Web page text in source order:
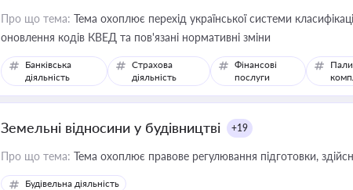
Про що тема: Тема охоплює перехід української системи
оновлення кодів КВЕД та пов'язані нормативні зміни
Банківська
діяльність
Страхова
діяльність
Фінансові
послуги
Земельні відносини у будівництві +19
Про що тема: Тема охоплює правове регулювання підготовки,
Будівельна діяльність